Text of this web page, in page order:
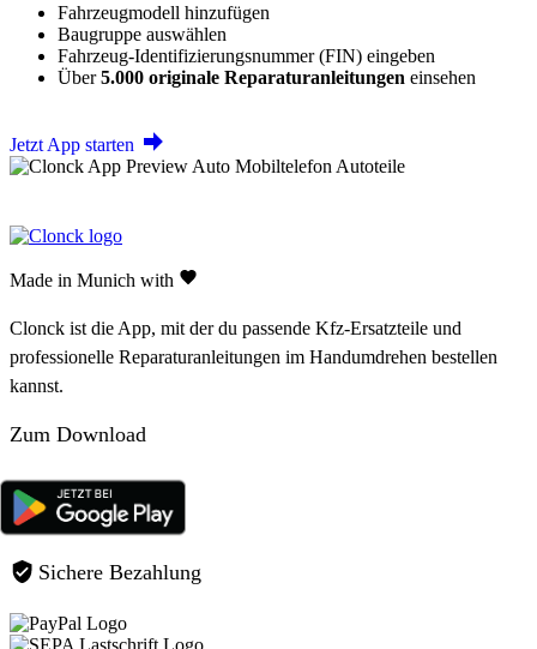
Fahrzeugmodell hinzufügen
Baugruppe auswählen
Fahrzeug-Identifizierungsnummer (FIN) eingeben
Über5.000 originale Reparaturanleitungen einsehen
Jetzt App starten
Made in Munich with
Clonck ist die App, mit der du passende Kfz-Ersatzteile und
professionelle Reparaturanleitungen im Handumdrehen bestellen
kannst.
Zum Download
Sichere Bezahlung